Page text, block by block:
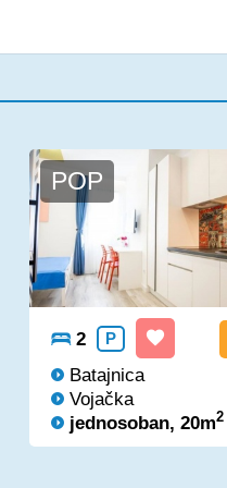
POP
2 P
Batajnica
Vojačka
jednosoban, 20m2